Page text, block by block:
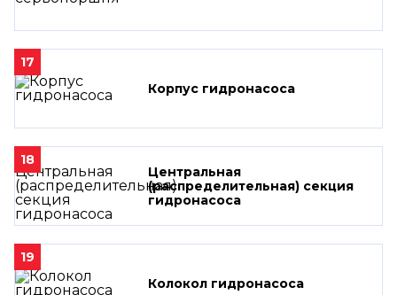
17
Корпус гидронасоса
18
Центральная
(распределительная) секция
гидронасоса
19
Колокол гидронасоса